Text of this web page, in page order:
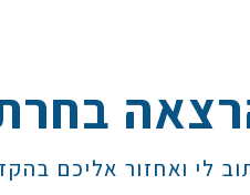
לי ואחזור אליכם